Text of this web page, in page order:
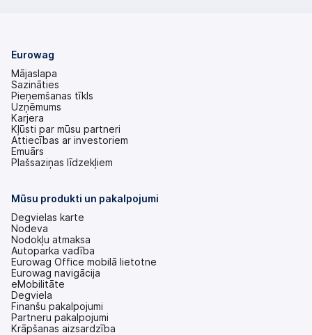
Eurowag
Mājaslapa
Sazināties
Pieņemšanas tīkls
Uzņēmums
Karjera
Kļūsti par mūsu partneri
Attiecības ar investoriem
(tiek
atvērts
Emuārs
Plašsaziņas līdzekļiem
Mūsu produkti un pakalpojumi
Degvielas karte
Nodeva
Nodokļu atmaksa
Autoparka vadība
Eurowag Office mobilā lietotne
Eurowag navigācija
eMobilitāte
Degviela
Finanšu pakalpojumi
Partneru pakalpojumi
Krāpšanas aizsardzība